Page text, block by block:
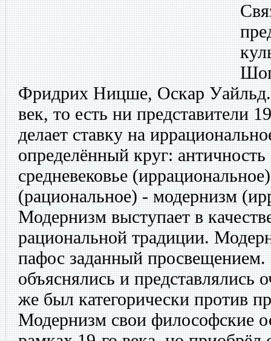
Фридрих Ницше, Оскар
век, то есть ни представители
делает ставку на
определённый круг:
средневековье
(рациональное) - модернизм
Модернизм выступает в
рациональной традиции.
пафос заданный просвещением.
объяснялись и представлялись
же был категорически против
Модернизм свои философские